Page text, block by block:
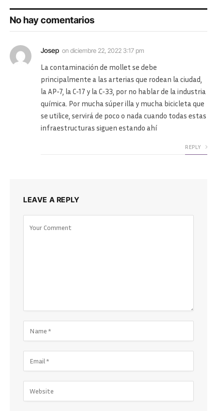
No hay comentarios
Josep ondiciembre 22, 2022 3:17 pm
La contaminación de mollet se debe
principalmente a las arterias que rodean la ciudad,
la AP-7, la C-17 y la C-33, por no hablar de la industria
química. Por mucha súper illa y mucha bicicleta que
se utilice, servirá de poco o nada cuando todas estas
infraestructuras siguen estando ahí
REPLY
LEAVE A REPLY